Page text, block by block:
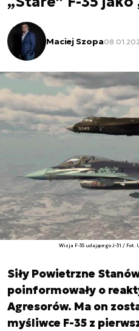
Maciej Szopa
Wizja F-35 udającego J-31 /
Siły Powietrzne
poinformowały o
Agresorów. Ma on
myśliwce F-35 z